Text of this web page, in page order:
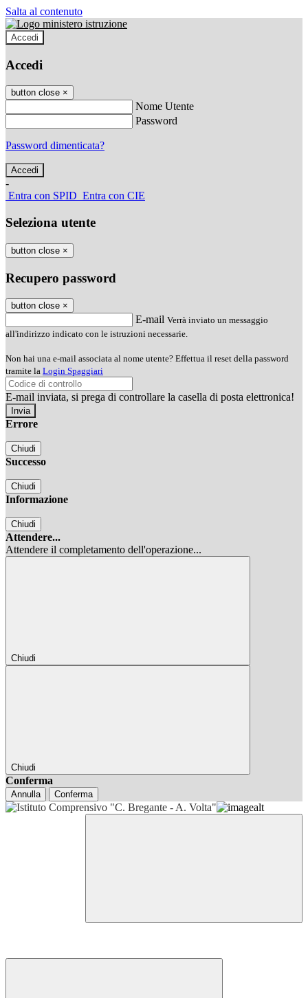
Salta al contenuto
Accedi
Accedi
button close ×
Nome Utente
Password
Password dimenticata?
-
Entra con SPID Entra con CIE
Seleziona utente
button close ×
Recupero password
button close ×
E-mail Verrà inviato un messaggio
all'indirizzo indicato con le istruzioni necessarie.
Non hai una e-mail associata al nome utente? Effettua il reset della password
tramite la Login Spaggiari
E-mail inviata, si prega di controllare la casella di posta elettronica!
Errore
Chiudi
Successo
Chiudi
Informazione
Chiudi
Attendere...
Attendere il completamento dell'operazione...
Chiudi
Chiudi
Conferma
Annulla Conferma